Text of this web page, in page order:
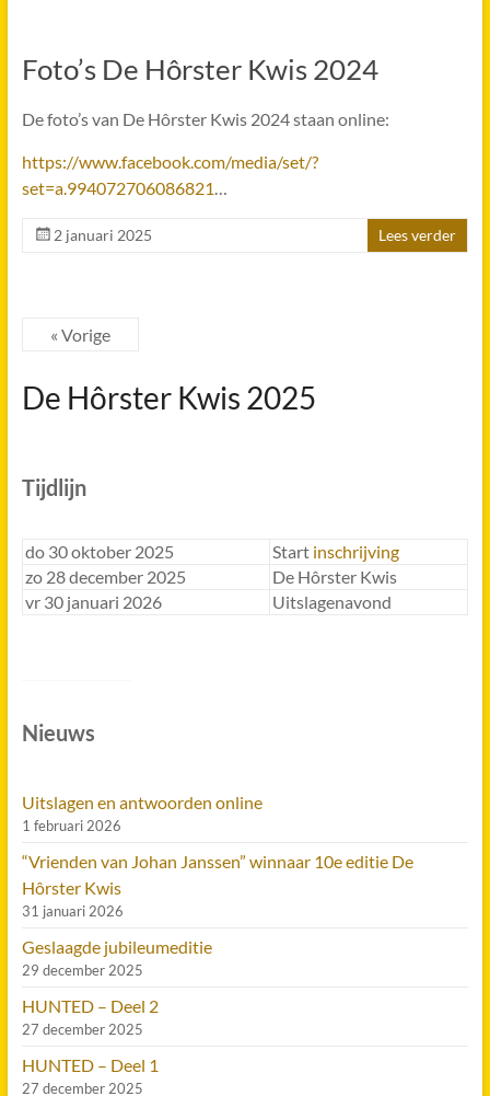
Foto’s De Hôrster Kwis 2024
De foto’s van De Hôrster Kwis 2024 staan online:
https://www.facebook.com/media/set/?
set=a.994072706086821…
2 januari 2025 Lees verder
« Vorige
De Hôrster Kwis 2025
Tijdlijn
do 30 oktober 2025 Start inschrijving
zo 28 december 2025
De Hôrster Kwis
vr 30 januari 2026
Uitslagenavond
Nieuws
Uitslagen en antwoorden online
1 februari 2026
“Vrienden van Johan Janssen” winnaar 10e editie De
Hôrster Kwis
31 januari 2026
Geslaagde jubileumeditie
29 december 2025
HUNTED – Deel 2
27 december 2025
HUNTED – Deel 1
27 december 2025